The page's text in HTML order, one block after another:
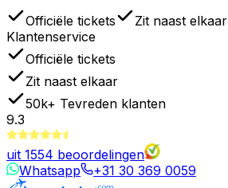
Officiële tickets Zit naast elkaar
Klantenservice
Officiële tickets
Zit naast elkaar
50k+ Tevreden klanten
9.3
uit 1554 beoordelingen
Whatsapp
+31 30 369 0059